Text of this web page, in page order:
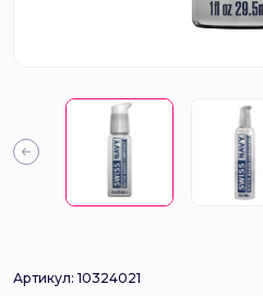
Артикул: 10324021